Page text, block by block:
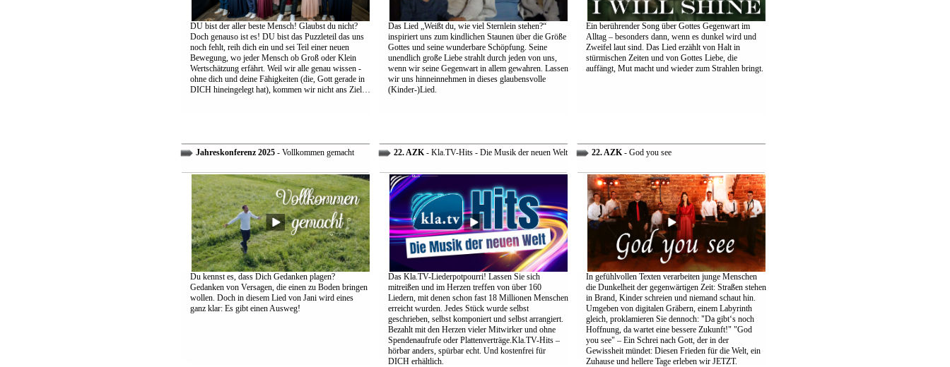
DU bist der aller beste Mensch! Glaubst du nicht?
Doch genauso ist es! DU bist das Puzzleteil das uns
noch fehlt, reih dich ein und sei Teil einer neuen
Bewegung, wo jeder Mensch ob Groß oder Klein
Wertschätzung erfährt. Weil wir alle genau wissen -
ohne dich und deine Fähigkeiten (die, Gott gerade in
DICH hineingelegt hat), kommen wir nicht ans Ziel…
Das Lied „Weißt du, wie viel Sternlein stehen?“
inspiriert uns zum kindlichen Staunen über die Größe
Gottes und seine wunderbare Schöpfung. Seine
unendlich große Liebe strahlt durch jeden von uns,
wenn wir seine Gegenwart in allem gewahren. Lassen
wir uns hinneinnehmen in dieses glaubensvolle
(Kinder-)Lied.
Ein berührender Song über Gottes Gegenwart im
Alltag – besonders dann, wenn es dunkel wird und
Zweifel laut sind. Das Lied erzählt von Halt in
stürmischen Zeiten und von Gottes Liebe, die
auffängt, Mut macht und wieder zum Strahlen bringt.
Jahreskonferenz 2025- Vollkommen gemacht
Du kennst es, dass Dich Gedanken plagen?
Gedanken von Versagen, die einen zu Boden bringen
wollen. Doch in diesem Lied von Jani wird eines
ganz klar: Es gibt einen Ausweg!
22. AZK- Kla.TV-Hits - Die Musik der neuen Welt
Das Kla.TV-Liederpotpourri! Lassen Sie sich
mitreißen und im Herzen treffen von über 160
Liedern, mit denen schon fast 18 Millionen Menschen
erreicht wurden. Jedes Stück wurde selbst
geschrieben, selbst komponiert und selbst arrangiert.
Bezahlt mit den Herzen vieler Mitwirker und ohne
Spendenaufrufe oder Plattenverträge.Kla.TV-Hits –
hörbar anders, spürbar echt. Und kostenfrei für
DICH erhältlich.
22. AZK- God you see
In gefühlvollen Texten verarbeiten junge Menschen
die Dunkelheit der gegenwärtigen Zeit: Straßen stehen
in Brand, Kinder schreien und niemand schaut hin.
Umgeben von digitalen Gräbern, einem Labyrinth
gleich, proklamieren Sie dennoch: "Da gibt‘s noch
Hoffnung, da wartet eine bessere Zukunft!" "God
you see" – Ein Schrei nach Gott, der in der
Gewissheit mündet: Diesen Frieden für die Welt, ein
Zuhause und hellere Tage erleben wir JETZT.